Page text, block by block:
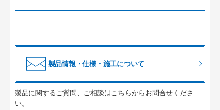
製品情報・仕様・施工について
製品に関するご質問、ご相談はこちらからお問合せくださ
い。